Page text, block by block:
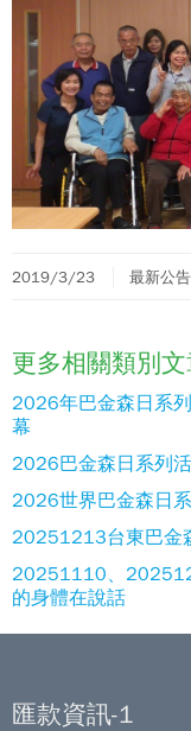
2019/3/23 最新公告
更多相關類別
2026年巴金森日系
幕
2026巴金森日系列
2026世界巴金森日
20251213台東巴金
20251110、
的身體在說話
匯款資訊-1